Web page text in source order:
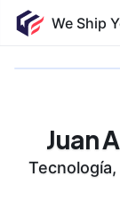
We Ship
Juan